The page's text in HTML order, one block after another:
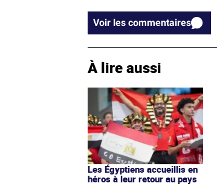
À lire aussi
Les Égyptiens accueillis en
héros à leur retour au pays